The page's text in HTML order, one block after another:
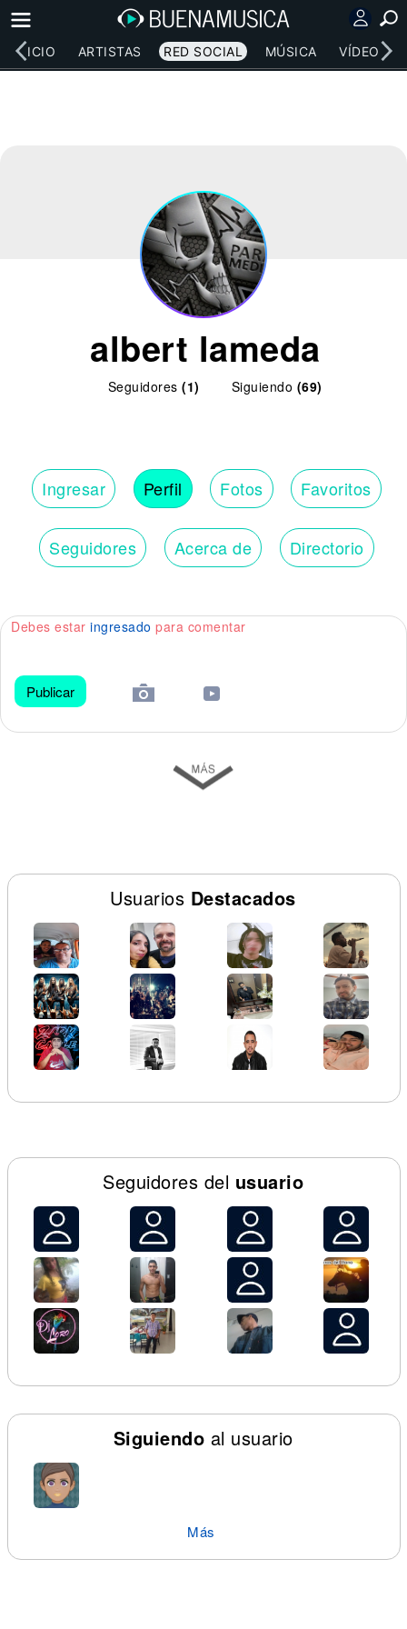
INICIO ARTISTAS RED SOCIAL MÚSICA VÍDEOS
albert lameda
Seguidores (1) Siguiendo (69)
Ingresar Perfil Fotos Favoritos
Seguidores Acerca de Directorio
Debes estar ingresado para comentar
Publicar
Usuarios Destacados
Seguidores del usuario
Siguiendo al usuario
Más